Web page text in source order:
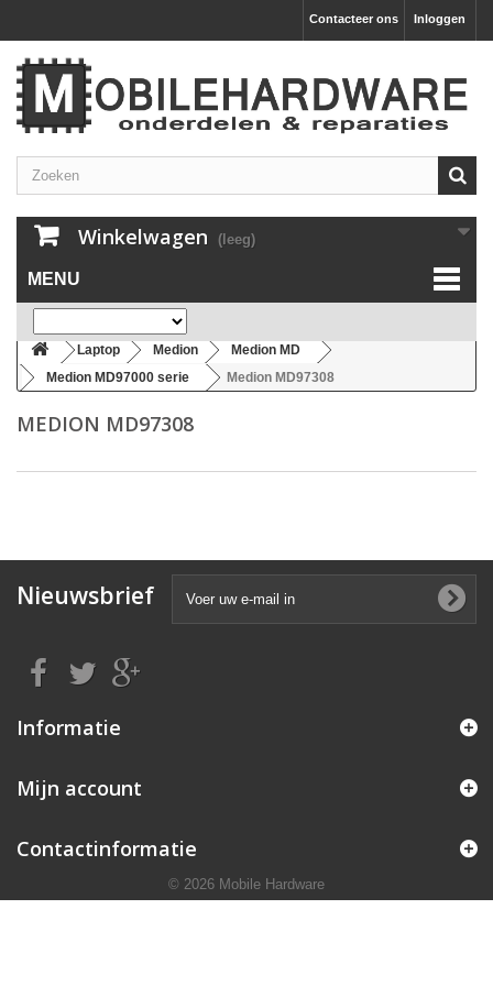
Inloggen
Contacteer ons
Winkelwagen (leeg)
MENU
Laptop Medion
Medion MD
Medion MD97000 serie
Medion MD97308
MEDION MD97308
Nieuwsbrief
Informatie
Mijn account
Contactinformatie
© 2026 Mobile Hardware